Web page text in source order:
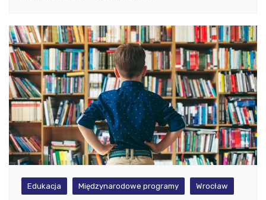
Edukacja Międzynarodowe programy Wrocław